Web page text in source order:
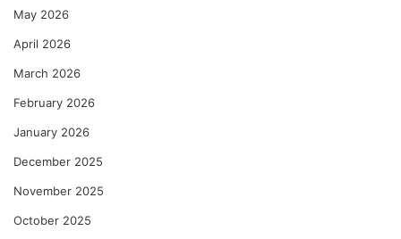
May 2026
April 2026
March 2026
February 2026
January 2026
December 2025
November 2025
October 2025